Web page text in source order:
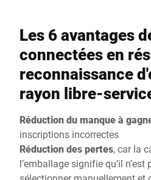
Les 6 avantages
connectées en
reconnaissance
rayon libre-
Réduction du manque à
inscriptions incorrectes
Réduction des pertes, car la
l’emballage signifie qu’il